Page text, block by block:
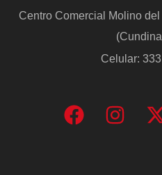
Centro Comercial Molino
Celular: